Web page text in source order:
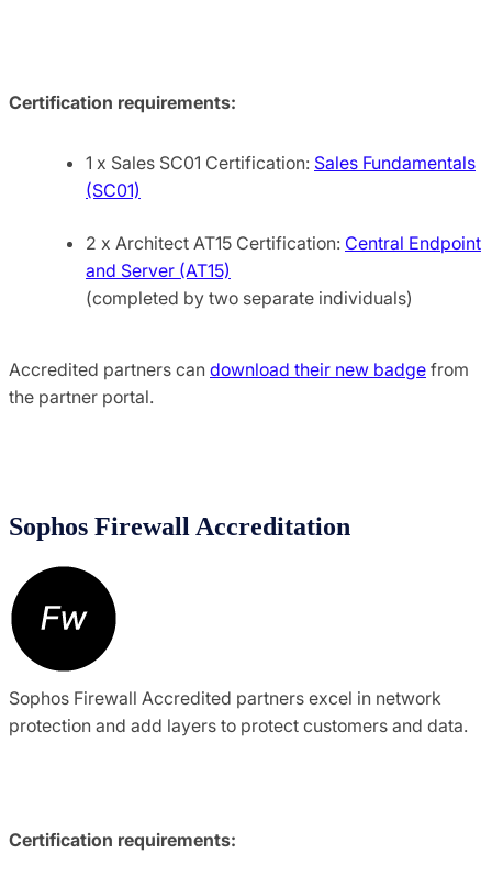
Certification requirements:
1 x Sales SC01 Certification: Sales Fundamentals
(SC01)
2 x Architect AT15 Certification: Central Endpoint
and Server (AT15)
(completed by two separate individuals)
Accredited partners can download their new badge from
the partner portal.
Sophos Firewall Accreditation
Sophos Firewall Accredited partners excel in network
protection and add layers to protect customers and data.
Certification requirements: